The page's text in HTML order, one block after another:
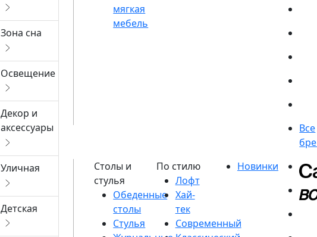
Зона сна
Освещение
Декор и
аксессуары
Уличная
Детская
Обеденные
столы
Стулья